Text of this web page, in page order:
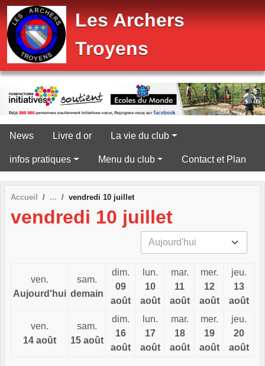
Les Archers
Troyens
News Livre d or La vie du club
infos pratiques Menu du club Contact et Plan
Accueil vendredi 10 juillet
vendredi 10 juillet
ven.
Aujourd'hui
sam.
demain
dim.
09
août
lun.
10
août
mar.
11
août
mer.
12
août
jeu.
13
août
ven.
14 août
sam.
15 août
dim.
16
août
lun.
17
août
mar.
18
août
mer.
19
août
jeu.
20
août
Panneau de gestion des cookies